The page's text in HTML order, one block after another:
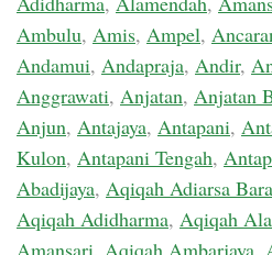
Ambulu, Amis, Ampel,
Andamui, Andapraja, Andir,
Anggrawati, Anjatan, Anjatan
Anjun, Antajaya, Antapani,
Kulon, Antapani Tengah,
Abadijaya, Aqiqah Adiarsa
Aqiqah Adidharma, Aqiqah